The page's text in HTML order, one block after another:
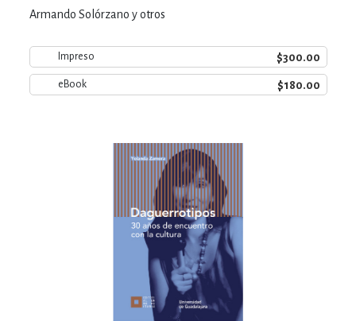
Armando Solórzano y otros
Impreso $300.00
eBook $180.00